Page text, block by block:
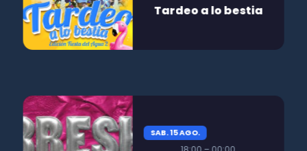
Tardeo a lo bestia
SAB. 15 AGO.